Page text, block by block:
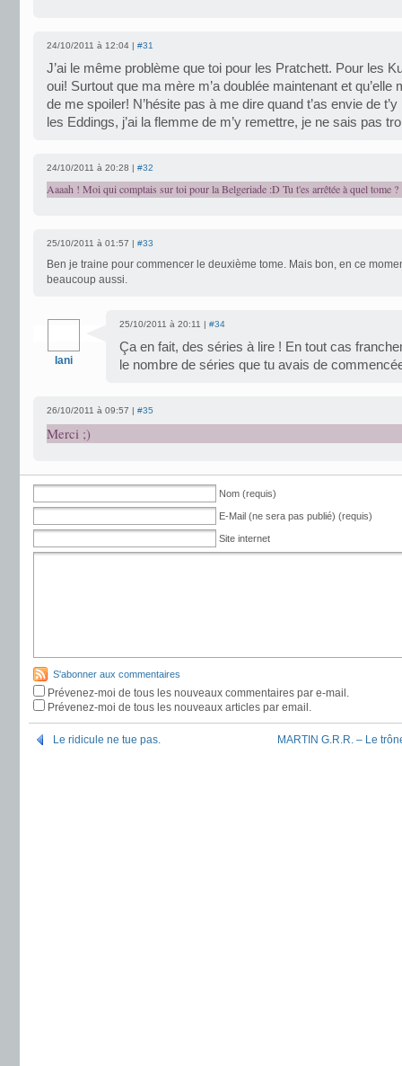
24/10/2011 à 12:04 | #31
J’ai le même problème que toi pour les Pratchett. Pour les
oui! Surtout que ma mère m’a doublée maintenant et qu’elle
de me spoiler! N’hésite pas à me dire quand t’as envie de
les Eddings, j’ai la flemme de m’y remettre, je ne sais pas
24/10/2011 à 20:28 | #32
Aaaah ! Moi qui comptais sur toi pour la Belgeriade :D Tu t'es arrêtée à quel tome ?
25/10/2011 à 01:57 | #33
Ben je traine pour commencer le deuxième tome. Mais bon, en ce
beaucoup aussi.
Iani
25/10/2011 à 20:11 | #34
Ça en fait, des séries à lire ! En tout cas
le nombre de séries que tu avais de
26/10/2011 à 09:57 | #35
Merci ;)
Nom (requis)
E-Mail (ne sera pas publié) (requis)
Site internet
S'abonner aux commentaires
Prévenez-moi de tous les nouveaux commentaires par e-mail.
Prévenez-moi de tous les nouveaux articles par email.
Le ridicule ne tue pas. MARTIN G.R.R. – Le